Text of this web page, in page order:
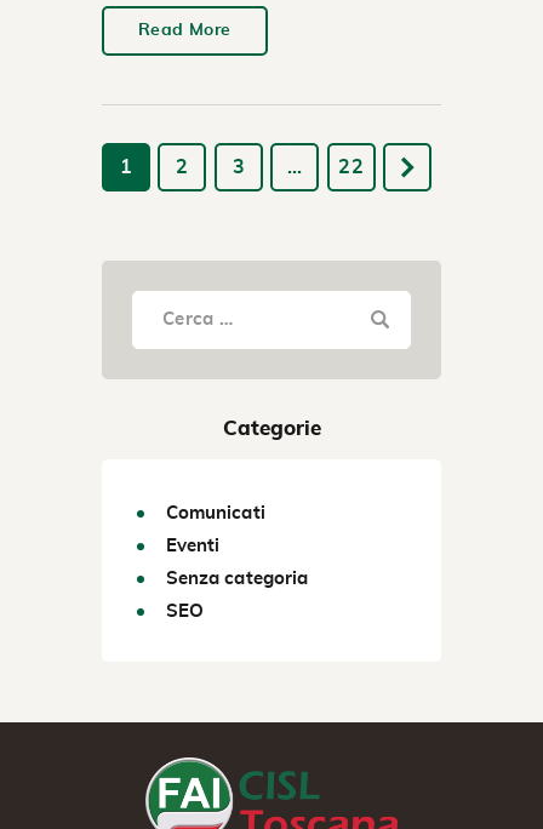
Read More
1 2 3 … 22
Categorie
Comunicati
Eventi
Senza categoria
SEO